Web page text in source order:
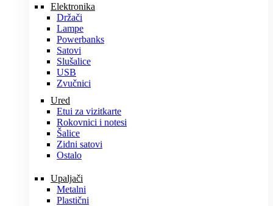
Elektronika
Držači
Lampe
Powerbanks
Satovi
Slušalice
USB
Zvučnici
Ured
Etui za vizitkarte
Rokovnici i notesi
Šalice
Zidni satovi
Ostalo
Upaljači
Metalni
Plastični